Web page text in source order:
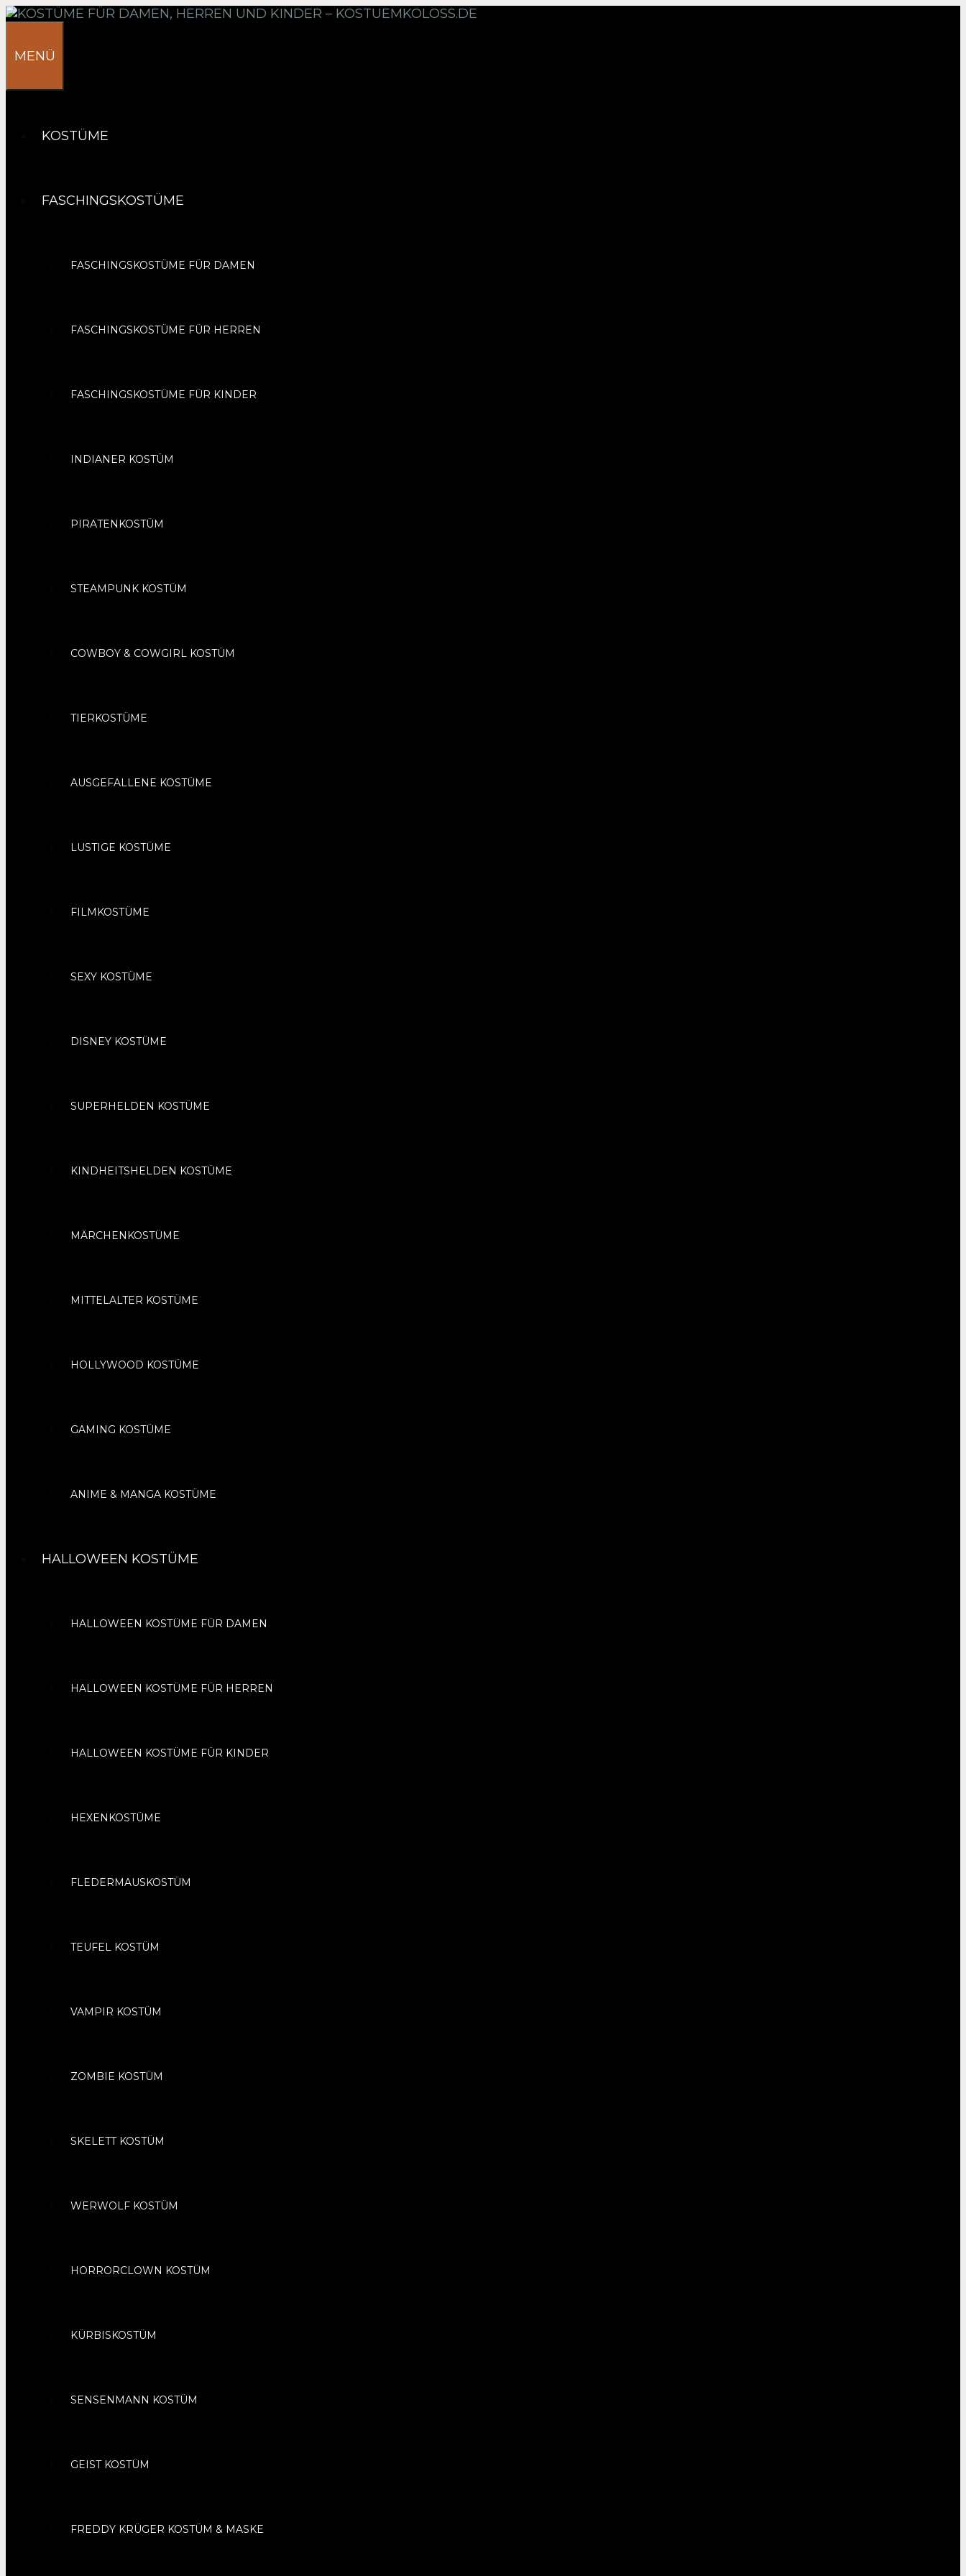
Springe
MENÜ
KOSTÜME
FASCHINGSKOSTÜME
FASCHINGSKOSTÜME FÜR DAMEN
FASCHINGSKOSTÜME FÜR HERREN
FASCHINGSKOSTÜME FÜR KINDER
INDIANER KOSTÜM
PIRATENKOSTÜM
STEAMPUNK KOSTÜM
COWBOY & COWGIRL KOSTÜM
TIERKOSTÜME
AUSGEFALLENE KOSTÜME
LUSTIGE KOSTÜME
FILMKOSTÜME
SEXY KOSTÜME
DISNEY KOSTÜME
SUPERHELDEN KOSTÜME
KINDHEITSHELDEN KOSTÜME
MÄRCHENKOSTÜME
MITTELALTER KOSTÜME
HOLLYWOOD KOSTÜME
GAMING KOSTÜME
ANIME & MANGA KOSTÜME
HALLOWEEN KOSTÜME
HALLOWEEN KOSTÜME FÜR DAMEN
HALLOWEEN KOSTÜME FÜR HERREN
HALLOWEEN KOSTÜME FÜR KINDER
HEXENKOSTÜME
FLEDERMAUSKOSTÜM
TEUFEL KOSTÜM
VAMPIR KOSTÜM
ZOMBIE KOSTÜM
SKELETT KOSTÜM
WERWOLF KOSTÜM
HORRORCLOWN KOSTÜM
KÜRBISKOSTÜM
SENSENMANN KOSTÜM
GEIST KOSTÜM
FREDDY KRÜGER KOSTÜM & MASKE